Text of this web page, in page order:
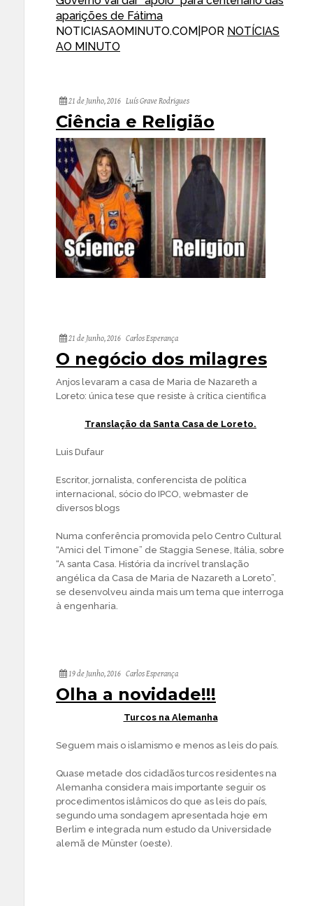
aparições de Fátima
NOTICIASAOMINUTO.COM POR NOTÍCIAS
AO MINUTO
21 de Junho, 2016 Luís Grave Rodrigues
Ciência e Religião
21 de Junho, 2016 Carlos Esperança
O negócio dos milagres
Anjos levaram a casa de Maria de Nazareth a
Loreto: única tese que resiste à crítica científica
Translação da Santa Casa de Loreto.
Luis Dufaur
Escritor, jornalista, conferencista de política
internacional, sócio do IPCO, webmaster de
diversos blogs
Numa conferência promovida pelo Centro Cultural
“Amici del Timone” de Staggia Senese, Itália, sobre
“A santa Casa. História da incrível translação
angélica da Casa de Maria de Nazareth a Loreto”,
se desenvolveu ainda mais um tema que interroga
à engenharia.
19 de Junho, 2016 Carlos Esperança
Olha a novidade!!!
Turcos na Alemanha
Seguem mais o islamismo e menos as leis do país.
Quase metade dos cidadãos turcos residentes na
Alemanha considera mais importante seguir os
procedimentos islâmicos do que as leis do país,
segundo uma sondagem apresentada hoje em
Berlim e integrada num estudo da Universidade
alemã de Münster (oeste).